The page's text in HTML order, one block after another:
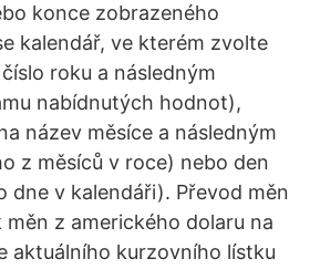
konce zobrazeného
kalendář, ve kterém zvolte
roku a následným
nabídnutých hodnot),
název měsíce a následným
z měsíců v roce) nebo den
dne v kalendáři). Převod měn
z amerického dolaru na
aktuálního kurzovního lístku